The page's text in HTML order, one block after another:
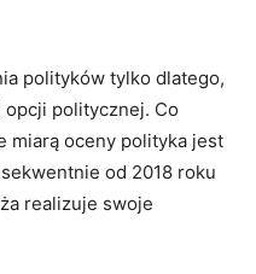
polityków tylko dlatego,
politycznej. Co
miarą oceny polityka jest
od 2018 roku
realizuje swoje